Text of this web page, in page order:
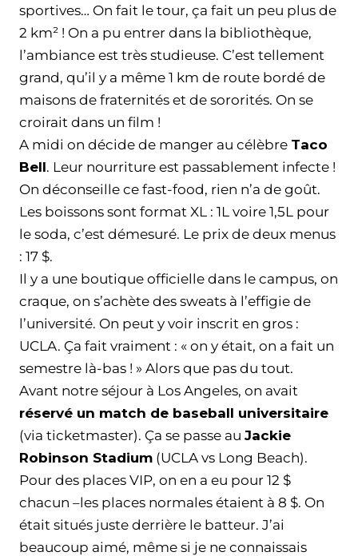
sportives… On fait le tour, ça fait un peu plus de
2 km² ! On a pu entrer dans la bibliothèque,
l’ambiance est très studieuse. C’est tellement
grand, qu’il y a même 1 km de route bordé de
maisons de fraternités et de sororités. On se
croirait dans un film !
A midi on décide de manger au célèbre Taco
Bell. Leur nourriture est passablement infecte !
On déconseille ce fast-food, rien n’a de goût.
Les boissons sont format XL : 1L voire 1,5L pour
le soda, c’est démesuré. Le prix de deux menus
: 17 $.
Il y a une boutique officielle dans le campus, on
craque, on s’achète des sweats à l’effigie de
l’université. On peut y voir inscrit en gros :
UCLA. Ça fait vraiment : « on y était, on a fait un
semestre là-bas ! » Alors que pas du tout.
Avant notre séjour à Los Angeles, on avait
réservé un match de baseball universitaire
(via ticketmaster). Ça se passe au Jackie
Robinson Stadium (UCLA vs Long Beach).
Pour des places VIP, on en a eu pour 12 $
chacun –les places normales étaient à 8 $. On
était situés juste derrière le batteur. J’ai
beaucoup aimé, même si je ne connaissais